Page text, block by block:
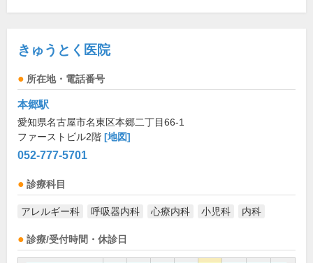
きゅうとく医院
所在地・電話番号
本郷駅
愛知県名古屋市名東区本郷二丁目66-1
ファーストビル2階 [地図]
052-777-5701
診療科目
アレルギー科 呼吸器内科 心療内科 小児科 内科
診療/受付時間・休診日